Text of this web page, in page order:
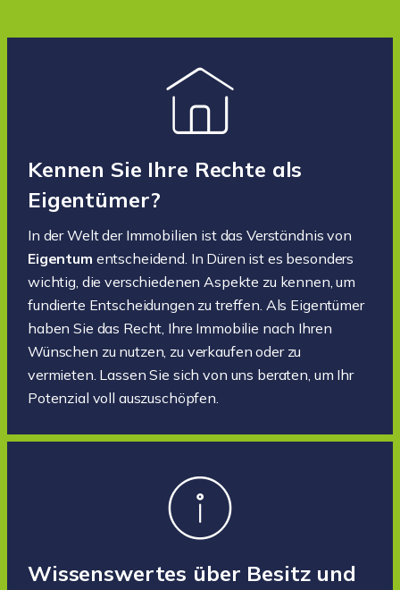
Kennen Sie Ihre Rechte als
Eigentümer?
In der Welt der Immobilien ist das Verständnis von
Eigentum entscheidend. In Düren ist es besonders
wichtig, die verschiedenen Aspekte zu kennen, um
fundierte Entscheidungen zu treffen. Als Eigentümer
haben Sie das Recht, Ihre Immobilie nach Ihren
Wünschen zu nutzen, zu verkaufen oder zu
vermieten. Lassen Sie sich von uns beraten, um Ihr
Potenzial voll auszuschöpfen.
Wissenswertes über Besitz und